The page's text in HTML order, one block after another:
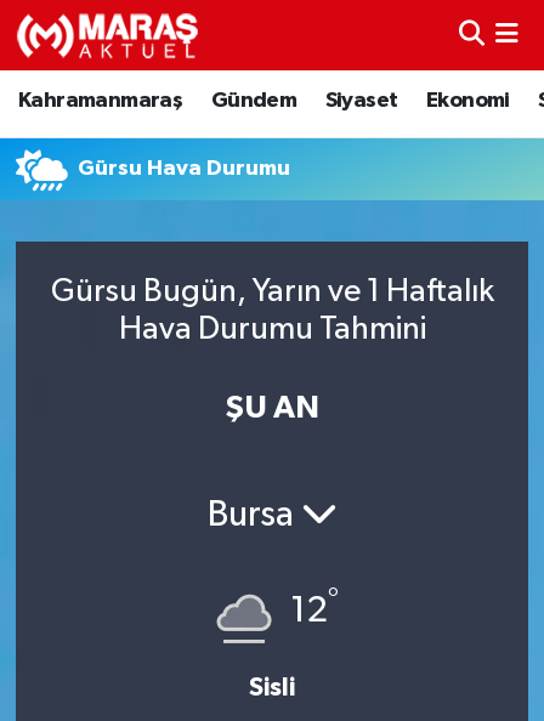
Kahramanmaraş Gündem Siyaset Ekonomi
Gürsu Hava Durumu
Gürsu Bugün, Yarın ve 1 Haftalık
Hava Durumu Tahmini
ŞU AN
Bursa
12°
Sisli
Kahramanmaraş
Ekonomi
Nöbetçi Eczaneler
Trafik Durumu
TFF 3.Lig 4.Grup Puan Durumu ve Fikstür